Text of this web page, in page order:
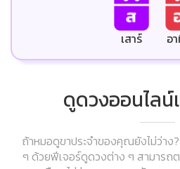
เสาร์ อ
ดูดวงออนไล
ถ้าหมอดูขาประจำของคุณยังไม่ว่าง
ๆ ด้วยฟีเจอร์ดูดวงต่าง ๆ สามารถ